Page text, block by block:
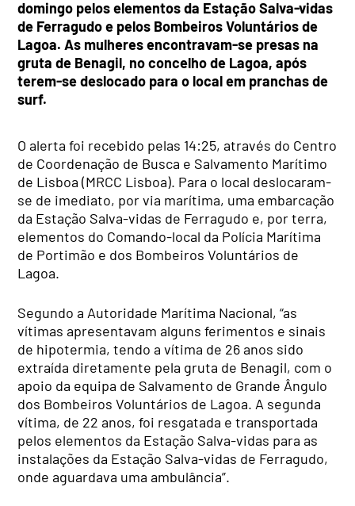
domingo pelos elementos da Estação Salva-vidas
de Ferragudo e pelos Bombeiros Voluntários de
Lagoa. As mulheres encontravam-se presas na
gruta de Benagil, no concelho de Lagoa, após
terem-se deslocado para o local em pranchas de
surf.
O alerta foi recebido pelas 14:25, através do Centro
de Coordenação de Busca e Salvamento Marítimo
de Lisboa (MRCC Lisboa). Para o local deslocaram-
se de imediato, por via marítima, uma embarcação
da Estação Salva-vidas de Ferragudo e, por terra,
elementos do Comando-local da Polícia Marítima
de Portimão e dos Bombeiros Voluntários de
Lagoa.
Segundo a Autoridade Marítima Nacional, “as
vítimas apresentavam alguns ferimentos e sinais
de hipotermia, tendo a vítima de 26 anos sido
extraída diretamente pela gruta de Benagil, com o
apoio da equipa de Salvamento de Grande Ângulo
dos Bombeiros Voluntários de Lagoa. A segunda
vítima, de 22 anos, foi resgatada e transportada
pelos elementos da Estação Salva-vidas para as
instalações da Estação Salva-vidas de Ferragudo,
onde aguardava uma ambulância”.